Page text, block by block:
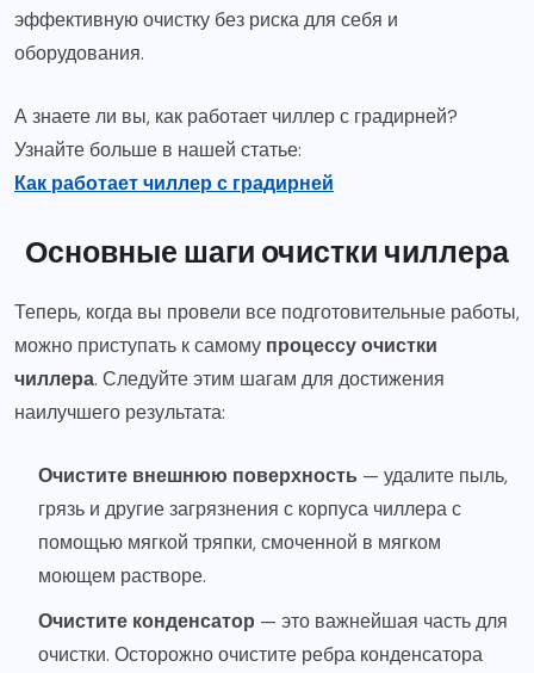
эффективную очистку без риска для себя и
оборудования.
А знаете ли вы, как работает чиллер с градирней?
Узнайте больше в нашей статье:
Как работает чиллер с градирней
Основные шаги очистки чиллера
Теперь, когда вы провели все подготовительные работы,
можно приступать к самому процессу очистки
чиллера. Следуйте этим шагам для достижения
наилучшего результата:
Очистите внешнюю поверхность — удалите пыль,
грязь и другие загрязнения с корпуса чиллера с
помощью мягкой тряпки, смоченной в мягком
моющем растворе.
Очистите конденсатор — это важнейшая часть для
очистки. Осторожно очистите ребра конденсатора